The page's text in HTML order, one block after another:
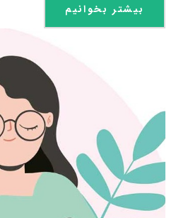
بیشتر بخوانیم